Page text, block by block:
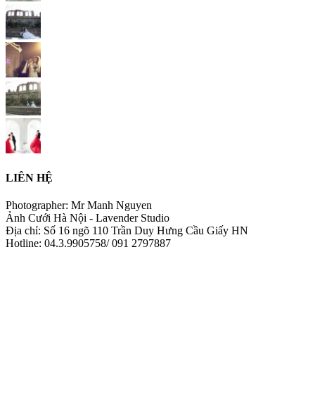
LIÊN HỆ
Photographer: Mr Manh Nguyen
Ảnh Cưới Hà Nội - Lavender Studio
Địa chỉ: Số 16 ngõ 110 Trần Duy Hưng Cầu Giấy HN
Hotline: 04.3.9905758/ 091 2797887